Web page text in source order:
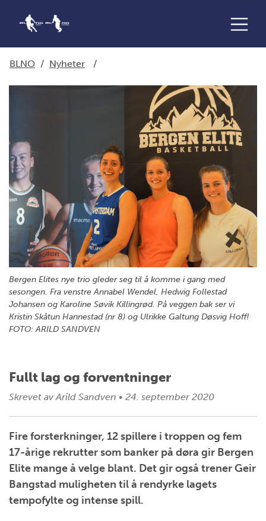
BLNO / Nyheter /
Bergen Elites nye trio gleder seg til å komme i gang med
sesongen. Fra venstre Annabel Wendel, Hedwig Follestad
Johansen og Karoline Søvik Killingrød. På veggen bak ser vi
Kristin Skåtun Hannestad (nr 8) og Ulrikke Galtung Døsvig Hoff!
FOTO: ARILD SANDVEN
Fullt lag og forventninger
Skrevet av Arild Sandven • 24. september 2020
Fire forsterkninger, 12 spillere i troppen og fem
17-årige rekrutter som banker på døra gir Bergen
Elite mange å velge blant. Det gir også trener Geir
Bangstad muligheten til å rendyrke lagets
tempofylte og intense spill.